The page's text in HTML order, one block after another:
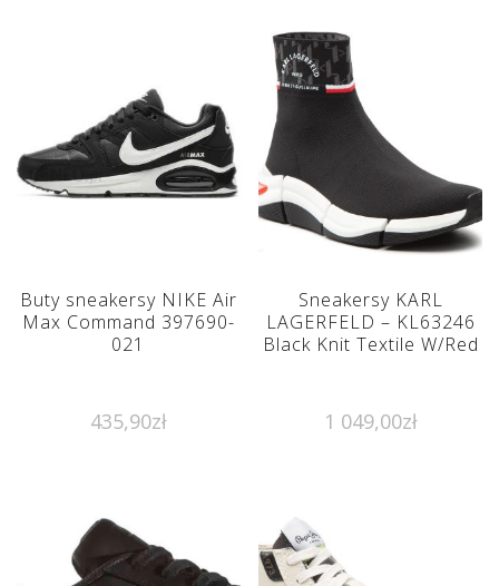
Buty sneakersy NIKE Air
Max Command 397690-
021
435,90zł
Sneakersy KARL
LAGERFELD – KL63246
Black Knit Textile W/Red
1 049,00zł